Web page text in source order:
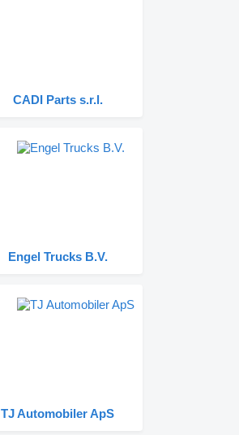
CADI Parts s.r.l.
Engel Trucks B.V.
TJ Automobiler ApS